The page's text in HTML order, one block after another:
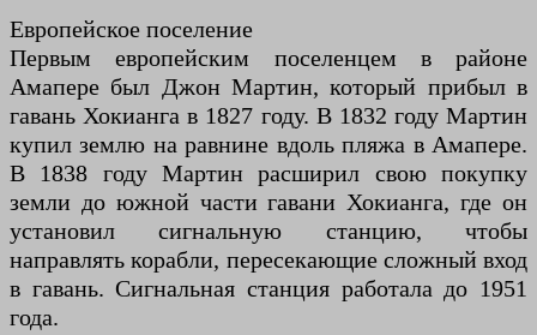
Европейское поселение
Первым европейским поселенцем в районе
Амапере был Джон Мартин, который прибыл в
гавань Хокианга в 1827 году. В 1832 году Мартин
купил землю на равнине вдоль пляжа в Амапере.
В 1838 году Мартин расширил свою покупку
земли до южной части гавани Хокианга, где он
установил сигнальную станцию, чтобы
направлять корабли, пересекающие сложный вход
в гавань. Сигнальная станция работала до 1951
года.